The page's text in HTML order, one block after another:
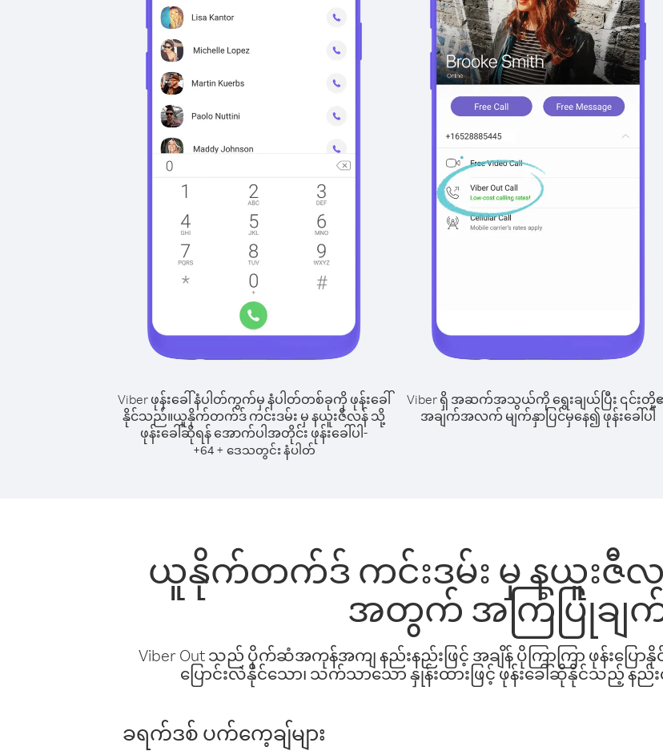
Viber ဖုန်းခေါ်နံပါတ်ကွက်မှ နံပါတ်တစ်ခုကို ဖုန်းခေါ်
နိုင်သည်။ယူနိုက်တက်ဒ် ကင်းဒမ်း မှ နယူးဇီလန် သို့
ဖုန်းခေါ်ဆိုရန် အောက်ပါအတိုင်း ဖုန်းခေါ်ပါ-
+64+ ဒေသတွင်း နံပါတ်
Viber ရှိ အဆက်အသွယ်ကို ရွေးချယ်ပြီး ၎င်းတို့
အချက်အလက် မျက်နှာပြင်မှနေ၍ ဖုန်းခေါ်ပါ
ယူနိုက်တက်ဒ် ကင်းဒမ်း မှ နယူးဇီလန်
အတွက် အကြံပြုချက်
Viber Out သည် ပိုက်ဆံအကုန်အကျ နည်းနည်းဖြင့် အချိန် ပိုကြာကြာ ဖုန်းပြ
ပြောင်းလဲနိုင်သော၊ သက်သာသော နှုန်းထားဖြင့် ဖုန်းခေါ်ဆိုနိုင်သည့် နည်
ခရက်ဒစ် ပက်ကေ့ချ်များ